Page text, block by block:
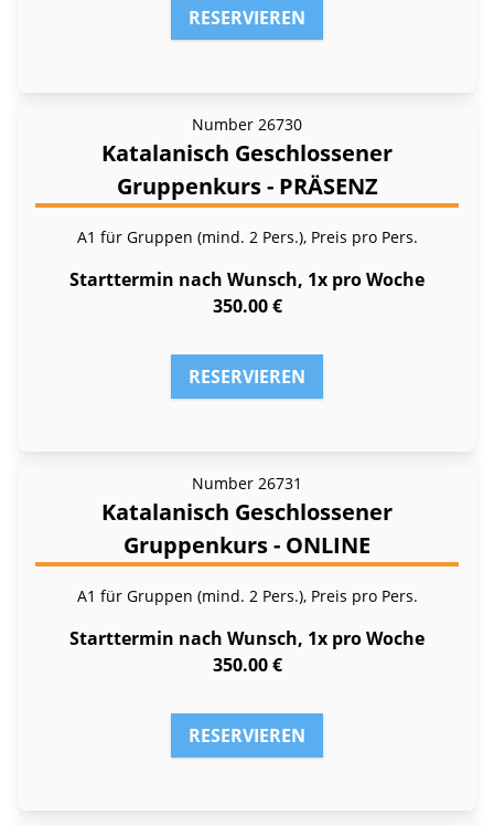
RESERVIEREN
Number 26730
Katalanisch Geschlossener
Gruppenkurs - PRÄSENZ
A1 für Gruppen (mind. 2 Pers.), Preis pro Pers.
Starttermin nach Wunsch, 1x pro Woche
350.00 €
RESERVIEREN
Number 26731
Katalanisch Geschlossener
Gruppenkurs - ONLINE
A1 für Gruppen (mind. 2 Pers.), Preis pro Pers.
Starttermin nach Wunsch, 1x pro Woche
350.00 €
RESERVIEREN